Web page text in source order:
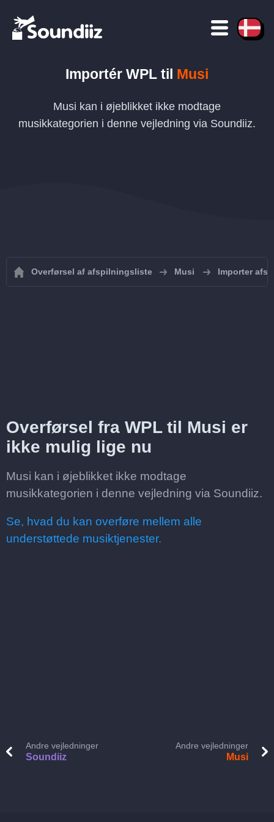
Importér WPL til Musi
Musi kan i øjeblikket ikke modtage
musikkategorien i denne vejledning via Soundiiz.
Overførsel af afspilningsliste Musi Importer
Overførsel fra WPL til Musi er
ikke mulig lige nu
Musi kan i øjeblikket ikke modtage
musikkategorien i denne vejledning via Soundiiz.
Se, hvad du kan overføre mellem alle
understøttede musiktjenester.
Andre vejledninger
Soundiiz
Andre vejledninger
Musi